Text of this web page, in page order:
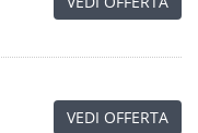
VEDI OFFERTA